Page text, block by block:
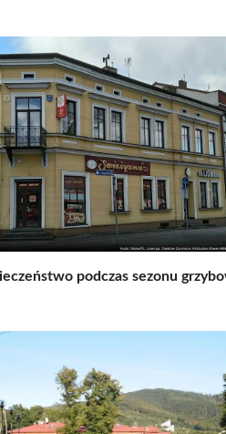
podczas sezonu